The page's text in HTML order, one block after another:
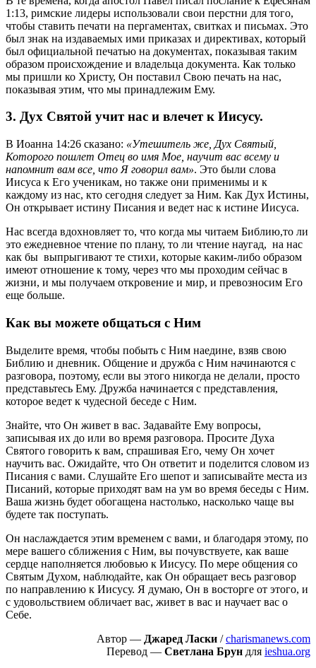
1:13, римские лидеры использовали свои перстни для того,
чтобы ставить печати на пергаментах, свитках и письмах. Это
был знак на издаваемых ими приказах и директивах, который
был официальной печатью на документах, показывая таким
образом происхождение и владельца документа. Как только
мы пришли ко Христу, Он поставил Свою печать на нас,
показывая этим, что мы принадлежим Ему.
3. Дух Святой учит нас и влечет к Иисусу.
В Иоанна 14:26 сказано: «Утешитель же, Дух Святый,
Которого пошлет Отец во имя Мое, научит вас всему и
напомнит вам все, что Я говорил вам». Это были слова
Иисуса к Его ученикам, но также они применимы и к
каждому из нас, кто сегодня следует за Ним. Как Дух Истины,
Он открывает истину Писания и ведет нас к истине Иисуса.
Нас всегда вдохновляет то, что когда мы читаем Библию,то ли
это ежедневное чтение по плану, то ли чтение наугад, на нас
как бы выпрыгивают те стихи, которые каким-либо образом
имеют отношение к тому, через что мы проходим сейчас в
жизни, и мы получаем откровение и мир, и превозносим Его
еще больше.
Как вы можете общаться с Ним
Выделите время, чтобы побыть с Ним наедине, взяв свою
Библию и дневник. Общение и дружба с Ним начинаются с
разговора, поэтому, если вы этого никогда не делали, просто
представьтесь Ему. Дружба начинается с представления,
которое ведет к чудесной беседе с Ним.
Знайте, что Он живет в вас. Задавайте Ему вопросы,
записывая их до или во время разговора. Просите Духа
Святого говорить к вам, спрашивая Его, чему Он хочет
научить вас. Ожидайте, что Он ответит и поделится словом из
Писания с вами. Слушайте Его шепот и записывайте места из
Писаний, которые приходят вам на ум во время беседы с Ним.
Ваша жизнь будет обогащена настолько, насколько чаще вы
будете так поступать.
Он наслаждается этим временем с вами, и благодаря этому, по
мере вашего сближения с Ним, вы почувствуете, как ваше
сердце наполняется любовью к Иисусу. По мере общения со
Святым Духом, наблюдайте, как Он обращает весь разговор
по направлению к Иисусу. Я думаю, Он в восторге от этого, и
с удовольствием обличает вас, живет в вас и научает вас о
Себе.
Автор — Джаред Ласки /charismanews.com
Перевод — Светлана Брун для ieshua.org